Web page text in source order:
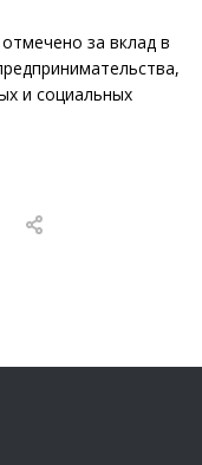
за вклад в
и социальных